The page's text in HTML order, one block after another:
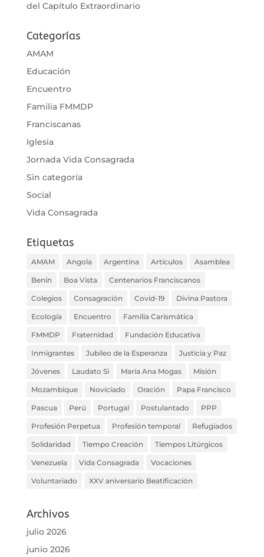
del Capítulo Extraordinario
Categorías
AMAM
Educación
Encuentro
Familia FMMDP
Franciscanas
Iglesia
Jornada Vida Consagrada
Sin categoría
Social
Vida Consagrada
Etiquetas
AMAM Angola Argentina Artículos Asamblea
Benín Boa Vista Centenarios Franciscanos
Colegios Consagración Covid-19 Divina Pastora
Ecología Encuentro Familia Carismática
FMMDP Fraternidad Fundación Educativa
Inmigrantes Jubileo de la Esperanza Justicia y Paz
Jóvenes Laudato Si María Ana Mogas Misión
Mozambique Noviciado Oración Papa Francisco
Pascua Perú Portugal Postulantado PPP
Profesión Perpetua Profesión temporal Refugiados
Solidaridad Tiempo Creación Tiempos Litúrgicos
Venezuela Vida Consagrada Vocaciones
Voluntariado XXV aniversario Beatificación
Archivos
julio 2026
junio 2026